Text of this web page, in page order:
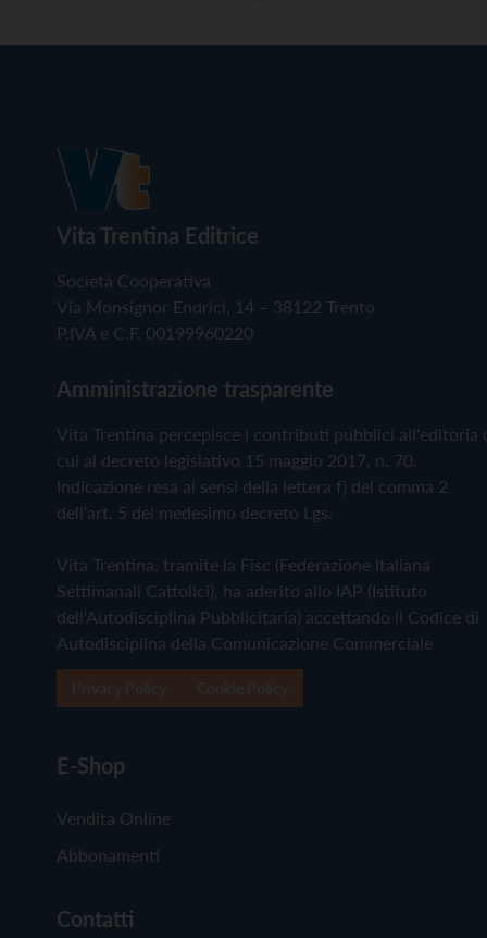
Vita Trentina Editrice
Società Cooperativa
Via Monsignor Endrici, 14 – 38122 Trento
P.IVA e C.F. 00199960220
Amministrazione trasparente
Vita Trentina percepisce i contributi pubblici all'editoria
cui al decreto legislativo 15 maggio 2017, n. 70.
Indicazione resa ai sensi della lettera f) del comma 2
dell'art. 5 del medesimo decreto Lgs.
Vita Trentina, tramite la Fisc (Federazione Italiana
Settimanali Cattolici), ha aderito allo IAP (Istituto
dell'Autodisciplina Pubblicitaria) accettando il Codice di
Autodisciplina della Comunicazione Commerciale
E-Shop
Vendita Online
Abbonamenti
Contatti